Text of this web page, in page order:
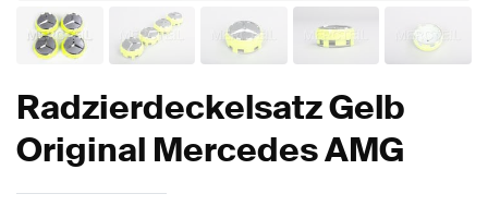
Radzierdeckelsatz Gelb
Original Mercedes AMG